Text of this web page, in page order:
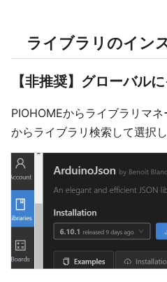
ライブラリのイン
【非推奨】グローバル
PIOHOMEからライブラリマ
からライブラリ検索して選択